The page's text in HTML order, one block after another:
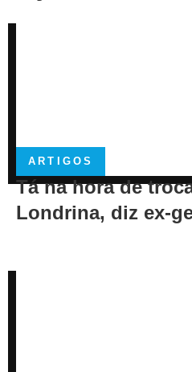
ARTIGOS
Tá na hora de
Londrina, diz ex-